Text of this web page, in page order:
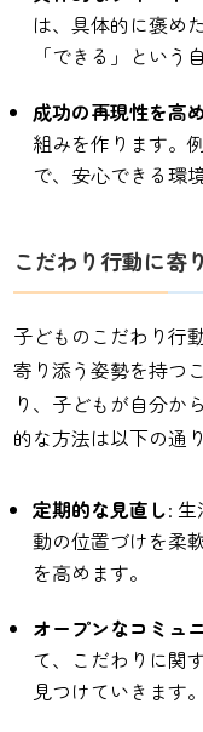
は、具体的に褒め
「できる」という
成功の再現性を高
組みを作ります。
で、安心できる環
こだわり行動に寄
子どものこだわり行
寄り添う姿勢を持つ
り、子どもが自分か
的な方法は以下の通
定期的な見直し:
動の位置づけを柔
を高めます。
オープンなコミュ
て、こだわりに関
見つけていきます。